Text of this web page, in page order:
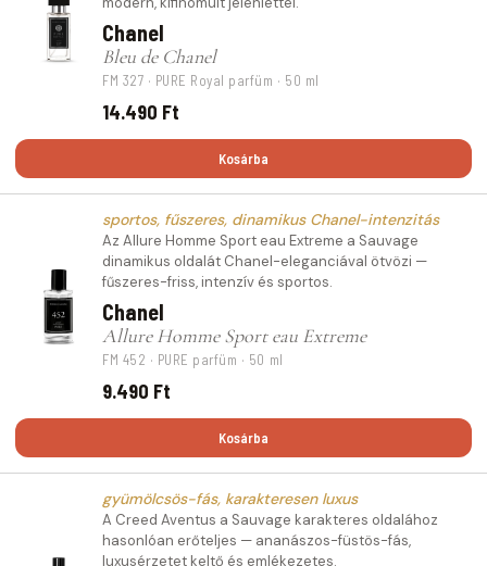
Chanel
Bleu de Chanel
FM 327 · PURE Royal parfüm · 50 ml
14.490 Ft
Kosárba
sportos, fűszeres, dinamikus Chanel-intenzitás
Az Allure Homme Sport eau Extreme a Sauvage
dinamikus oldalát Chanel-eleganciával ötvözi —
fűszeres-friss, intenzív és sportos.
Chanel
Allure Homme Sport eau Extreme
FM 452 · PURE parfüm · 50 ml
9.490 Ft
Kosárba
gyümölcsös-fás, karakteresen luxus
A Creed Aventus a Sauvage karakteres oldalához
hasonlóan erőteljes — ananászos-füstös-fás,
luxusérzetet keltő és emlékezetes.